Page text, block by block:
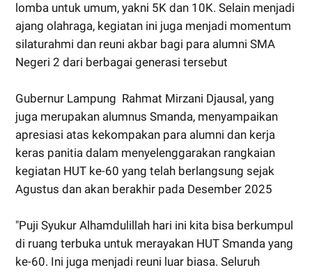
lomba untuk umum, yakni 5K dan 10K. Selain menjadi
ajang olahraga, kegiatan ini juga menjadi momentum
silaturahmi dan reuni akbar bagi para alumni SMA
Negeri 2 dari berbagai generasi tersebut
Gubernur Lampung Rahmat Mirzani Djausal, yang
juga merupakan alumnus Smanda, menyampaikan
apresiasi atas kekompakan para alumni dan kerja
keras panitia dalam menyelenggarakan rangkaian
kegiatan HUT ke-60 yang telah berlangsung sejak
Agustus dan akan berakhir pada Desember 2025
"Puji Syukur Alhamdulillah hari ini kita bisa berkumpul
di ruang terbuka untuk merayakan HUT Smanda yang
ke-60. Ini juga menjadi reuni luar biasa. Seluruh